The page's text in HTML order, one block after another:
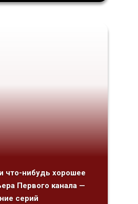
что-нибудь хорошее
Первого канала —
серий